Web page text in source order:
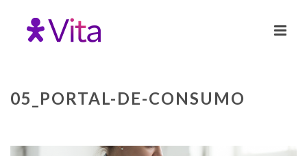
05_PORTAL-DE-CONSUMO